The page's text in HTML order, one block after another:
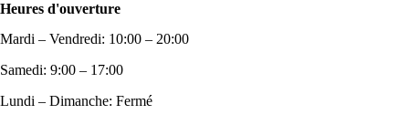
Heures d'ouverture
Mardi – Vendredi: 10:00 – 20:00
Samedi: 9:00 – 17:00
Lundi – Dimanche: Fermé